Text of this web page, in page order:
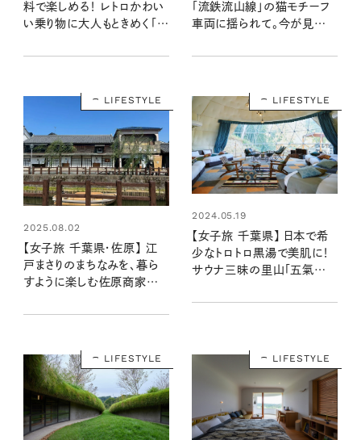
料で楽しめる！ レトロかわい
い乗り物に大人もときめく「も
した
「流鉄流山線」の猫モチーフ
車両に揺られて。今が見頃、
LIFESTYLE
2025.08.02
【女子旅 千葉県・佐原】 江
戸まさりのまちなみを、暮ら
すように楽しむ佐原商家町
LIFESTYLE
2024.05.19
【女子旅 千葉県】 日本で希
少なトロトロ黒湯で美肌に！
サウナ三昧の里山「五氣里」
LIFESTYLE LIFESTYLE